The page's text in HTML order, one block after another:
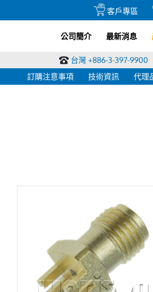
客戶專區
公司簡介 最新消息
台灣 +886-3-397-9900
訂購注意事項
技術資訊 代理